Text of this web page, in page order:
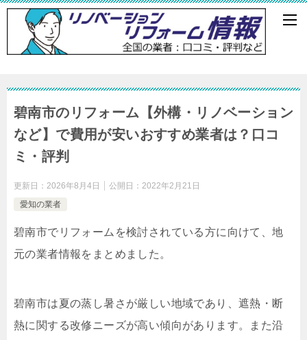
碧南市のリフォーム【外構・リノベーション
など】で費用が安いおすすめ業者は？口コ
ミ・評判
更新日： 2026年8月4日 公開日： 2022年2月21日
愛知の業者
碧南市でリフォームを検討されている方に向けて、地
元の業者情報をまとめました。
碧南市は夏の蒸し暑さが厳しい地域であり、遮熱・断
熱に関する改修ニーズが高い傾向があります。また沿